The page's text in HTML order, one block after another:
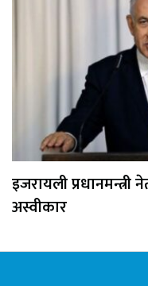
इजरायली प्रधानमन्त्री
अस्वीकार